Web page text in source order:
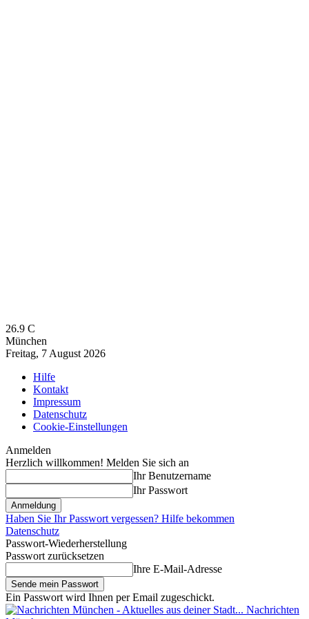
26.9 C
München
Freitag, 7 August 2026
Hilfe
Kontakt
Impressum
Datenschutz
Cookie-Einstellungen
Anmelden
Herzlich willkommen! Melden Sie sich an
Ihr Benutzername
Ihr Passwort
Haben Sie Ihr Passwort vergessen? Hilfe bekommen
Datenschutz
Passwort-Wiederherstellung
Passwort zurücksetzen
Ihre E-Mail-Adresse
Ein Passwort wird Ihnen per Email zugeschickt.
Nachrichten